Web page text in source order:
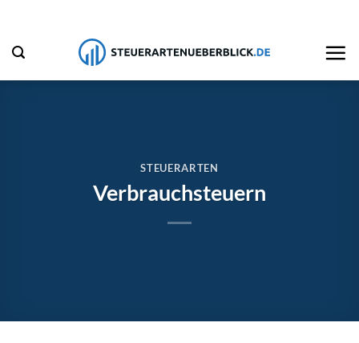
springen
STEUERARTEN
Verbrauchsteuern